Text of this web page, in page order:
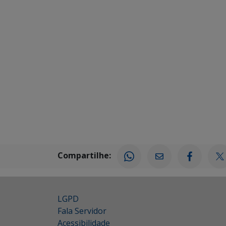
Compartilhe:
LGPD
Fala Servidor
Acessibilidade